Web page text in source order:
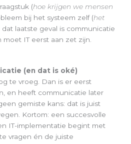
(hoe krijgen we mensen
bij het systeem zelf (het
dat laatste geval is communicatie
IT eerst aan zet zijn.
(en dat is oké)
te vroeg. Dan is er eerst
en heeft communicatie later
gemiste kans: dat is juist
Kortom: een succesvolle
IT-implementatie begint met
vragen én de juiste